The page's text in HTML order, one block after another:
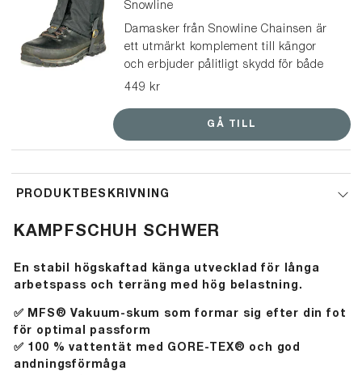
hundpromenaden, ärenden i stan,
snöskottning och promenader – men
också till fritid som vinterutflykter och
mer aktiv gång.</span></p></br> ⭐️
Broddarna från Snowline Spikes har
Aftonbladets och Icakurirens tester av
grepp och hög kvalitet.
Snowline
Damasker från Snowline Chainsen är
ett utmärkt komplement till kängor
och erbjuder pålitligt skydd för både
nedre delen av byxorna och skorna. De
och slitage vid snårig terräng. Med sitt
luftskikt som hjälper till att behålla
värmen under de kallaste dagarna.
449 kr
GÅ TILL
PRODUKTBESKRIVNING
KAMPFSCHUH SCHWER
En stabil högskaftad känga utvecklad för långa
arbetspass och terräng med hög belastning.
✅ MFS® Vakuum-skum som formar sig efter din fot
för optimal passform
✅ 100 % vattentät med GORE-TEX® och god
andningsförmåga